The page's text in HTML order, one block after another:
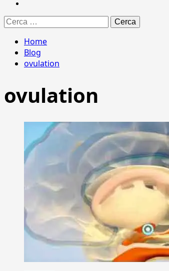
Ricerca
per:
Home
Blog
ovulation
ovulation